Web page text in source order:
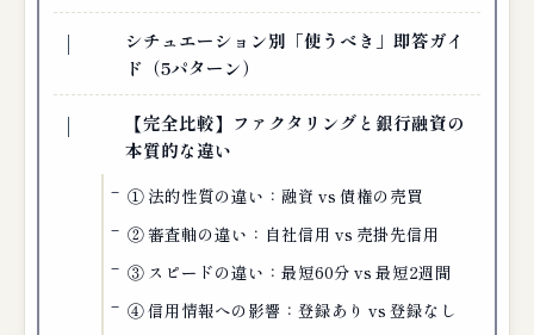
シチュエーション別「使うべき」即答ガイ
ド（5パターン）
【完全比較】ファクタリングと銀行融資の
本質的な違い
① 法的性質の違い：融資 vs 債権の売買
② 審査軸の違い：自社信用 vs 売掛先信用
③ スピードの違い：最短60分 vs 最短2週間
④ 信用情報への影響：登録あり vs 登録なし